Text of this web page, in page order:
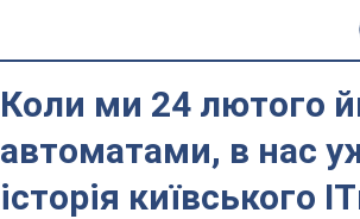
Коли ми 24 лютого
автоматами, в нас
історія київського